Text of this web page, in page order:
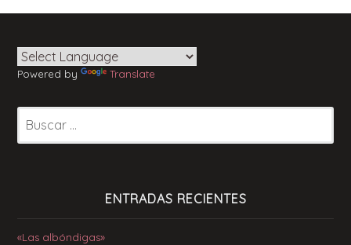
Powered by Translate
ENTRADAS RECIENTES
«Las albóndigas»